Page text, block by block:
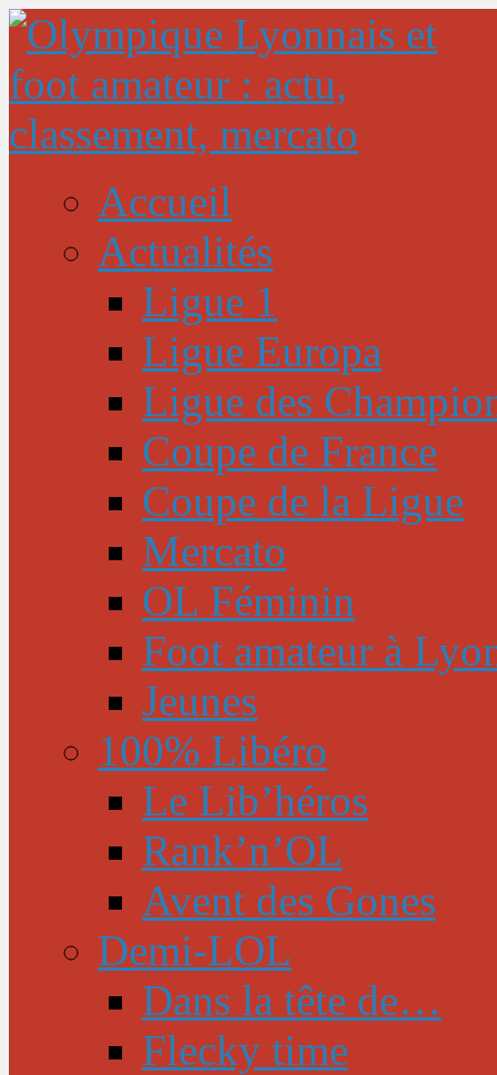
Accueil
Actualités
Ligue 1
Ligue Europa
Ligue des
Coupe de France
Coupe de la Ligue
Mercato
OL Féminin
Foot amateur à
Jeunes
100% Libéro
Le Lib’héros
Rank’n’OL
Avent des Gones
Demi-LOL
Dans la tête de…
Flecky time